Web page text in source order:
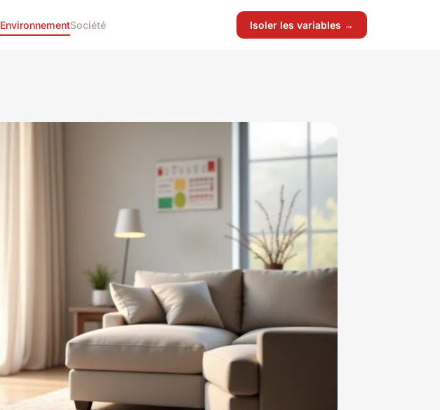
EnvironnementSociété Isoler les variables →